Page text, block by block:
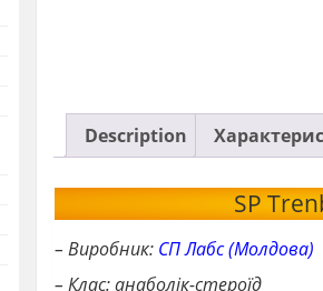
Description
SP
– Виробник: СП Лабс (Молдова)
– Клас: анаболік-стероїд